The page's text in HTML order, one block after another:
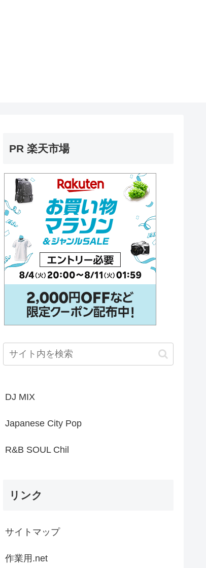
PR 楽天市場
DJ MIX
Japanese City Pop
R&B SOUL Chil
リンク
サイトマップ
作業用.net